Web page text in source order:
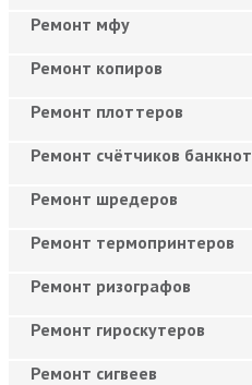
Ремонт мфу
Ремонт копиров
Ремонт плоттеров
Ремонт счётчиков банкнот
Ремонт шредеров
Ремонт термопринтеров
Ремонт ризографов
Ремонт гироскутеров
Ремонт сигвеев